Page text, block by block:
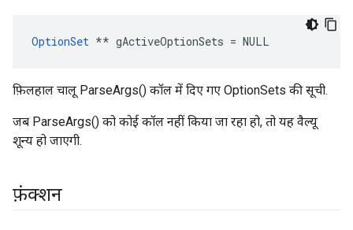
OptionSet ** gActiveOptionSets = NULL
फ़िलहाल चालू ParseArgs() कॉल में दिए गए OptionSets की सूची.
जब ParseArgs() को कोई कॉल नहीं किया जा रहा हो, तो यह वैल्यू
शून्य हो जाएगी.
फ़ंक्शन